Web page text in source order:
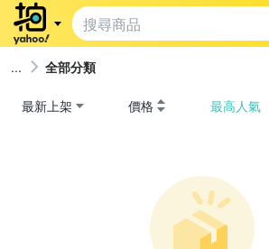
全部分類
最新上架 價格 最高人氣